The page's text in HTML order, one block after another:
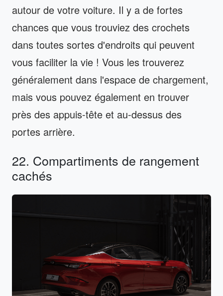
autour de votre voiture. Il y a de fortes
chances que vous trouviez des crochets
dans toutes sortes d'endroits qui peuvent
vous faciliter la vie ! Vous les trouverez
généralement dans l'espace de chargement,
mais vous pouvez également en trouver
près des appuis-tête et au-dessus des
portes arrière.
22. Compartiments de rangement
cachés